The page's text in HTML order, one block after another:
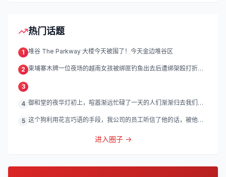
热门话题
1 堆谷 The Parkway 大楼今天被围了！今天金边堆谷区
2 柬埔寨木牌一位夜场的越南女孩被绑匪钓鱼出去后遭绑架殴打折
3
4 御和堂的夜华灯初上，喧嚣渐远忙碌了一天的人们渐渐归去我们的
5 这个狗利用花言巧语的手段，我公司的员工听信了他的话，被他带
进入圈子 →